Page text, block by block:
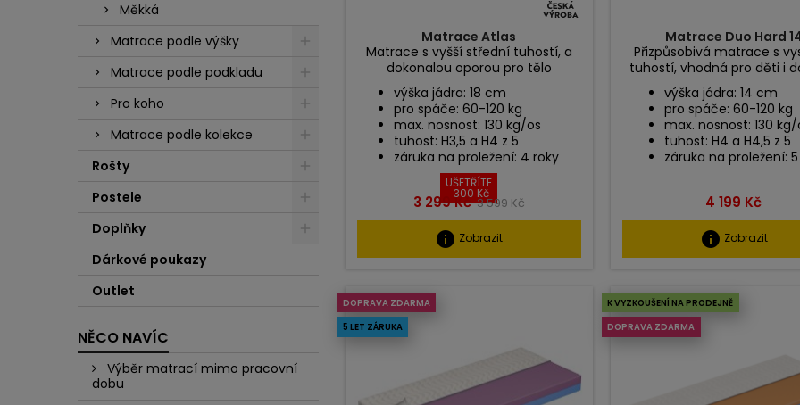
Měkká
Matrace podle výšky
Matrace podle podkladu
Pro koho
Matrace podle kolekce
Rošty
Postele
Doplňky
Dárkové poukazy
Outlet
NĚCO NAVÍC
Výběr matrací mimo pracovní
dobu
Matrace Atlas
Matrace s vyšší střední tuhostí, a
dokonalou oporou pro tělo
výška jádra: 18 cm
pro spáče: 60-120 kg
max. nosnost: 130 kg/os
tuhost: H3,5 a H4 z 5
záruka na proležení: 4 roky
UŠETŘÍTE
300 Kč
Cena
3 299 KčBěžná
cena
3 599 Kč
info Zobrazit
Matrace Duo Hard
Přizpůsobivá matrace s
tuhostí, vhodná pro děti i
výška jádra: 14 cm
pro spáče: 60-120 kg
max. nosnost: 130 kg/
tuhost: H4 a H4,5 z 5
záruka na proležení:
Cena
4 199 Kč
info Zobrazit
DOPRAVA ZDARMA
5 LET ZÁRUKA
K VYZKOUŠENÍ NA PRODEJNĚ
DOPRAVA ZDARMA